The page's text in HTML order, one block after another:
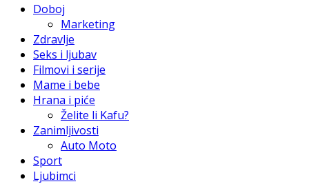
Doboj
Marketing
Zdravlje
Seks i ljubav
Filmovi i serije
Mame i bebe
Hrana i piće
Želite li Kafu?
Zanimljivosti
Auto Moto
Sport
Ljubimci